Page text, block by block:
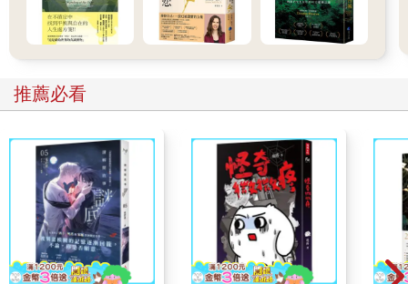
由學校擔任，剝奪過去父親所扮演的角色。父親退居到只需默默
工作、負責家中經濟的角色。父親的存在感低落，孩子的成長重
心被母親與學校所占據。
不再那麼重要時，女性們就如過去般開始以自己的力量養育子
女，這也是很自然的發展。戰時與戰後的人力不足、女性進出職
場、女權的提高，都加速了這個狀況。離婚、成為單親媽媽，在
沒有爸爸的情況下養育孩子，也變成理所當然的事。而隨著父權
的崩壞，回歸母系社會的現象也開始發生。
目前有相當多數的人是在父親缺席的狀態下成長的。根據平
成二十二年（二○一○年）的統計，家中有未滿十八歲孩子的家庭
約有一千兩百萬戶，當中母子一起生活的家庭超過一百一十一萬
戶。有將近百分之十的家庭裡沒有父親。另外，父子一起生活的
家庭有十二萬餘戶，約占全體的百分之一。這將近十倍的數字差
推薦必看